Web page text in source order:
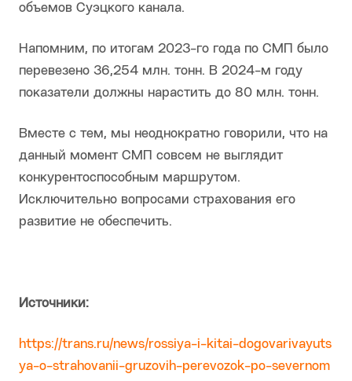
объемов Суэцкого канала.
Напомним, по итогам 2023-го года по СМП было
перевезено 36,254 млн. тонн. В 2024-м году
показатели должны нарастить до 80 млн. тонн.
Вместе с тем, мы неоднократно говорили, что на
данный момент СМП совсем не выглядит
конкурентоспособным маршрутом.
Исключительно вопросами страхования его
развитие не обеспечить.
Источники:
https://trans.ru/news/rossiya-i-kitai-dogovarivayuts
ya-o-strahovanii-gruzovih-perevozok-po-severnom